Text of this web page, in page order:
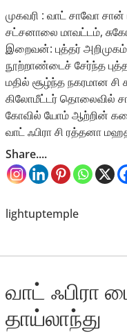
முகவரி : வாட் சாவோ சான்
சட்சனாலை மாவட்டம்,
இறைவன்: புத்தர்
நூற்றாண்டைச் சேர்ந்த
மதில் சூழ்ந்த நகரமான
கிலோமீட்டர் தொலைவில்
கோவில் யோம் ஆற்றின்
வாட் ஃபிரா சி ரத்தனா
Share....
lightuptemple
வாட் ஃபிரா
தாய்லாந்து